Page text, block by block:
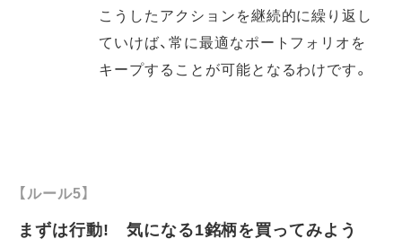
こうしたアクションを継続的に繰り返し
ていけば、常に最適なポートフォリオを
キープすることが可能となるわけです。
【ルール5】
まずは行動! 気になる1銘柄を買ってみよう